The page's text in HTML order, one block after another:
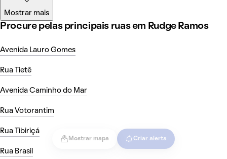
Mostrar mapa Criar alerta
Mostrar mais
Procure pelas principais ruas em Rudge Ramos
Avenida Lauro Gomes
Rua Tietê
Avenida Caminho do Mar
Rua Votorantim
Rua Tibiriçá
Rua Brasil